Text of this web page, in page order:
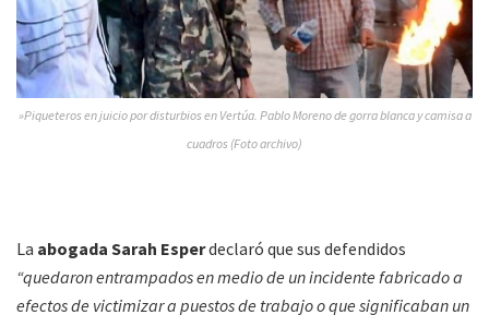
»Piqueteros en juicio por disturbios en Vertúa. Pablo Moreno de gorra blanca y camisa a
cuadros (Foto archivo)
La abogada Sarah Esperdeclaró que sus defendidos
“quedaron entrampados en medio de un incidente fabricado a
efectos de victimizar a puestos de trabajo o que significaban un